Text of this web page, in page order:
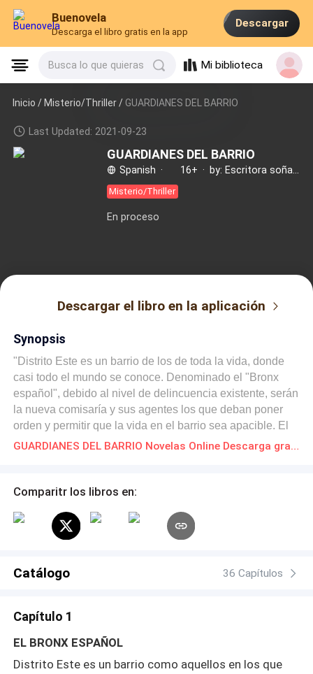
Buenovela
Descarga el libro gratis en la app
Descargar
Busca lo que quieras Mi biblioteca
Inicio /Misterio/Thriller/ GUARDIANES DEL BARRIO
Last Updated: 2021-09-23
GUARDIANES DEL BARRIO
Spanish · 16+ ·
Misterio/Thriller
En proceso
Descargar el libro en la aplicación
Synopsis
"Distrito Este es un barrio de los de toda la vida, donde
casi todo el mundo se conoce. Denominado el "Bronx
español", debido al nivel de delincuencia existente, serán
la nueva comisaría y sus agentes los que deban poner
orden y permitir que la vida en el barrio sea apacible. El
centro neurálgico de las relaciones interpersonales es el
del barrio. Lo que hace de este barrio un lugar especial y
en su comisaría dirigidos, con sabiduría y mano izquierda
por el comisario Bordón. Agentes de raza que resolverán
ingredientes se cuece, a fuego lento, una serie de intrigas
trabajo policial. "Guardianes del barrio" es una novela
urbana, donde todos los personajes forman parte del
engranaje de un mecanismo.
GUARDIANES DEL BARRIO Novelas Online Descarga gratuita de PDF
Comparitr los libros en:
Catálogo 36 Capítulos
Capítulo 1
EL BRONX ESPAÑOL
Distrito Este es un barrio como aquellos en los que